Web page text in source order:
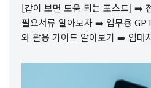
[같이 보면 도움 되는 포스트] ➡️
필요서류 알아보자 ➡️ 업무용
와 활용 가이드 알아보기 ➡️ 임대